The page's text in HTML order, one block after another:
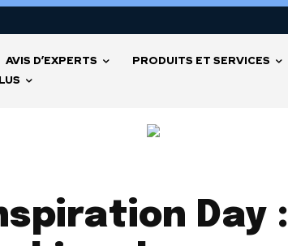
AVIS D’EXPERTS PRODUITS ET SERVICES
Day :